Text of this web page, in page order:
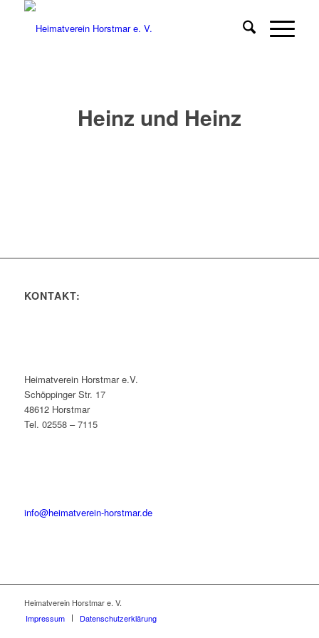
Heinz und Heinz
KONTAKT:
Heimatverein Horstmar e.V.
Schöppinger Str. 17
48612 Horstmar
Tel. 02558 – 7115
info@heimatverein-horstmar.de
Heimatverein Horstmar e. V.
Impressum
Datenschutzerklärung